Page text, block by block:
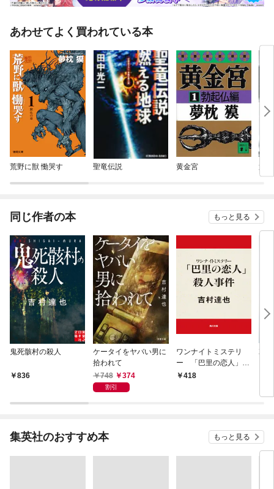
あわせてよく買われている本
荒野に獣 慟哭す 聖竜伝説 黄金宮 第II
同じ作者の本 もっと見る
鬼死骸村の殺人
836
ケータイをヤバい男に
拾われて
748
374
割引
ワンナイトミステリ
ー 「巴里の恋人」殺
人事件
418
哀
集英社のおすすめ本 もっと見る